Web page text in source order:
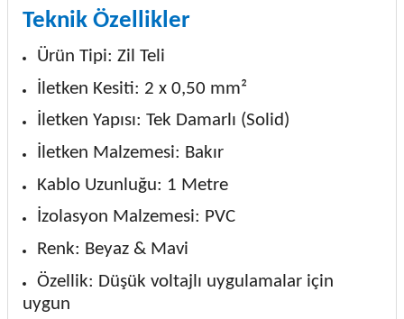
Teknik Özellikler
Ürün Tipi: Zil Teli
İletken Kesiti: 2 x 0,50 mm²
İletken Yapısı: Tek Damarlı (Solid)
İletken Malzemesi: Bakır
Kablo Uzunluğu: 1 Metre
İzolasyon Malzemesi: PVC
Renk: Beyaz & Mavi
Özellik: Düşük voltajlı uygulamalar için
uygun